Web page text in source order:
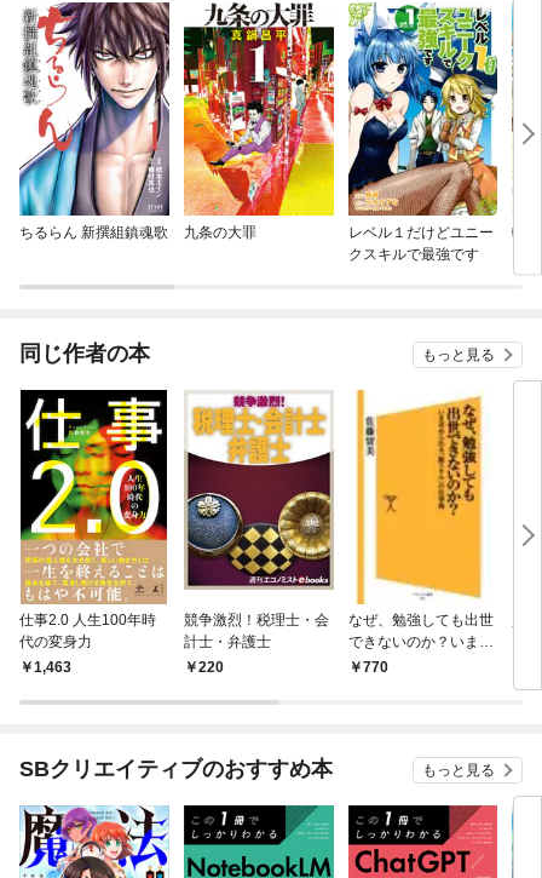
ちるらん 新撰組鎮魂歌 九条の大罪
レベル１だけどユニー
クスキルで最強です
転
暮
同じ作者の本 もっと見る
仕事2.0 人生100年時
代の変身力
1,463
競争激烈！税理士・会
計士・弁護士
220
なぜ、勉強しても出世
できないのか？いま求
められる「脱スキル」
770
SBクリエイティブのおすすめ本 もっと見る